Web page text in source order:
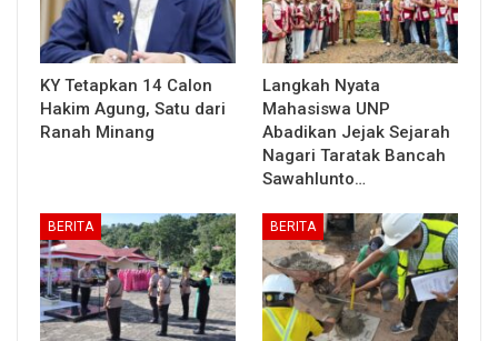
KY Tetapkan 14 Calon
Hakim Agung, Satu dari
Ranah Minang
Langkah Nyata
Mahasiswa UNP
Abadikan Jejak Sejarah
Nagari Taratak Bancah
Sawahlunto…
BERITA BERITA